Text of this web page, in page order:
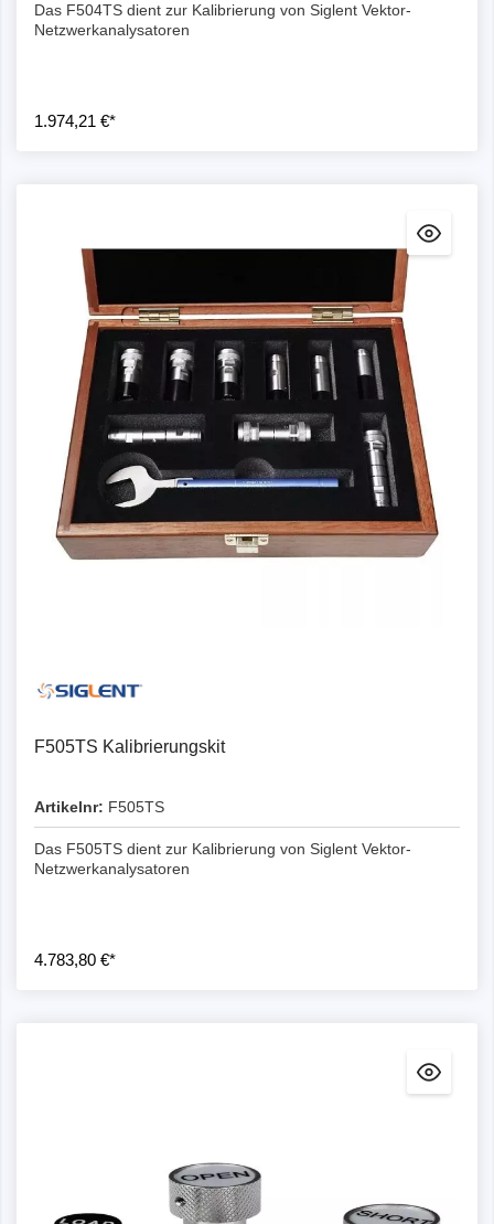
Das F504TS dient zur Kalibrierung von Siglent Vektor-
Netzwerkanalysatoren
1.974,21 €*
F505TS Kalibrierungskit
Artikelnr: F505TS
Das F505TS dient zur Kalibrierung von Siglent Vektor-
Netzwerkanalysatoren
4.783,80 €*